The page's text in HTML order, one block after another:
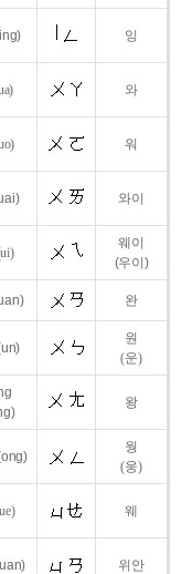
잉
와
워
와이
웨이
(우이)
완
원
(운)
왕
웡
(웅)
웨
위안